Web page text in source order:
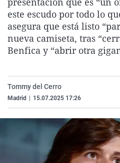
este escudo por todo lo
asegura que está listo
nueva camiseta, tras
Benfica y “abrir otra
Tommy del Cerro
Madrid 15.07.2025 17:26